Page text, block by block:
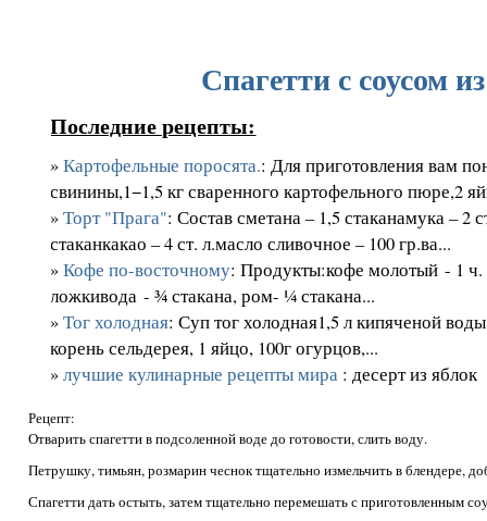
Спагетти с соусом
Последние рецепты:
»Картофельные поросята.: Для приготовления вам
свинины,1−1,5 кг сваренного картофельного пюре,2
»Торт "Прага": Состав сметана – 1,5 стаканамука – 2
стаканкакао – 4 ст. л.масло сливочное – 100 гр.ва...
»Кофе по-восточному: Продукты:кофе молотый - 1
ложкивода - ¾ стакана, ром- ¼ стакана...
»Тог холодная: Суп тог холодная1,5 л кипяченой
корень сельдерея, 1 яйцо, 100г огурцов,...
»лучшие кулинарные рецепты мира : десерт из яблок
Рецепт:
Отварить спагетти в подсоленной воде до готовости, слить воду.
Петрушку, тимьян, розмарин чеснок тщательно измельчить в блендере,
Спагетти дать остыть, за­­тем тщательно перемешать с при­­готовленным